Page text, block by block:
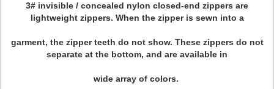
3# invisible / concealed nylon closed-end zippers are
lightweight zippers. When the zipper is sewn into a
garment, the zipper teeth do not show. These zippers do not
separate at the bottom, and are available in
wide array of colors.